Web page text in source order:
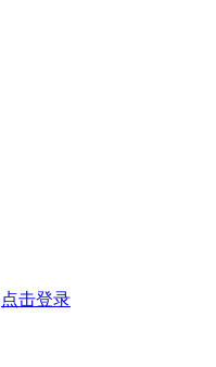
点击登录